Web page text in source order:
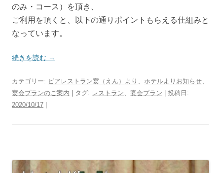
のみ・コース）を頂き、
ご利用を頂くと、以下の通りポイントもらえる仕組みと
なっています。
続きを読む →
カテゴリー: ビアレストラン宴（えん）より ホテルよりお知らせ
宴会プランのご案内 | タグ: レストラン 宴会プラン | 投稿日:
2020/10/17 |